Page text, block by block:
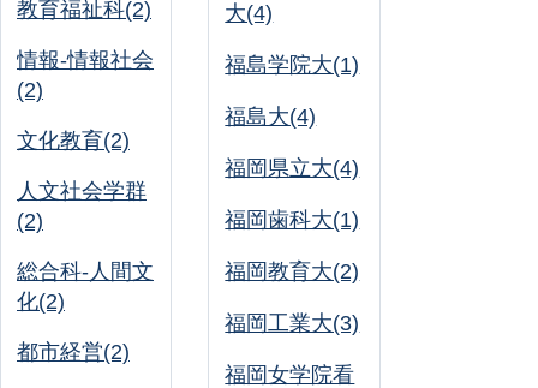
教育福祉科(2)
情報-情報社会
(2)
文化教育(2)
人文社会学群
(2)
総合科-人間文
化(2)
都市経営(2)
大(4)
福島学院大(1)
福島大(4)
福岡県立大(4)
福岡歯科大(1)
福岡教育大(2)
福岡工業大(3)
福岡女学院看